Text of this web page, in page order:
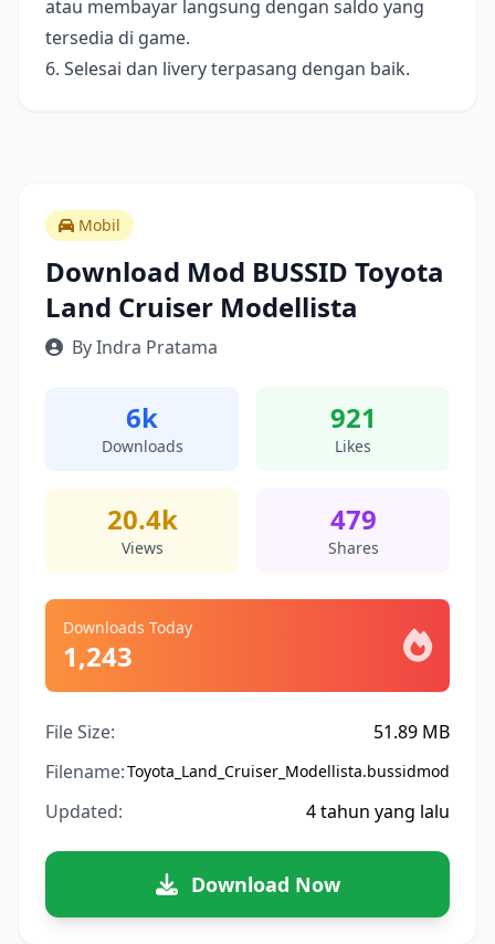
atau membayar langsung dengan saldo yang
tersedia di game.
6. Selesai dan livery terpasang dengan baik.
Mobil
Download Mod BUSSID Toyota
Land Cruiser Modellista
By Indra Pratama
6k
Downloads
921
Likes
20.4k
Views
479
Shares
Downloads Today
1,243
File Size:
51.89 MB
Filename:Toyota_Land_Cruiser_Modellista.bussidmod
Updated: 4 tahun yang lalu
Download Now